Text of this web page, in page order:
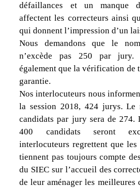
défaillances et un manque
affectent les correcteurs ainsi
qui donnent l’impression d’un
Nous demandons que le
n’excède pas 250 par jury.
également que la vérification de
garantie.
Nos interlocuteurs nous
la session 2018, 424 jurys. Le
candidats par jury sera de 274.
400 candidats seront
interlocuteurs regrettent que les
tiennent pas toujours compte
du SIEC sur l’accueil des
de leur aménager les meilleures